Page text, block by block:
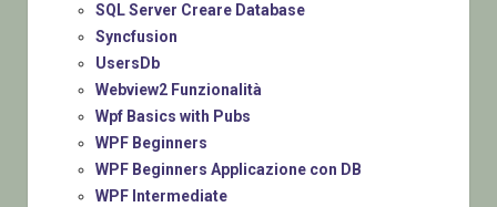
SQL Server Creare Database
Syncfusion
UsersDb
Webview2 Funzionalità
Wpf Basics with Pubs
WPF Beginners
WPF Beginners Applicazione con DB
WPF Intermediate